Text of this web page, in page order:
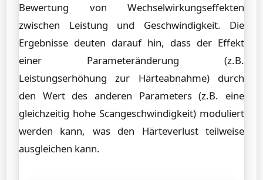
Bewertung von Wechselwirkungseffekten
zwischen Leistung und Geschwindigkeit. Die
Ergebnisse deuten darauf hin, dass der Effekt
einer Parameteränderung (z.B.
Leistungserhöhung zur Härteabnahme) durch
den Wert des anderen Parameters (z.B. eine
gleichzeitig hohe Scangeschwindigkeit) moduliert
werden kann, was den Härteverlust teilweise
ausgleichen kann.